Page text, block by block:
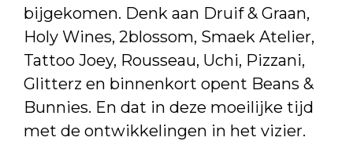
bijgekomen. Denk aan Druif & Graan,
Holy Wines, 2blossom, Smaek Atelier,
Tattoo Joey, Rousseau, Uchi, Pizzani,
Glitterz en binnenkort opent Beans &
Bunnies. En dat in deze moeilijke tijd
met de ontwikkelingen in het vizier.